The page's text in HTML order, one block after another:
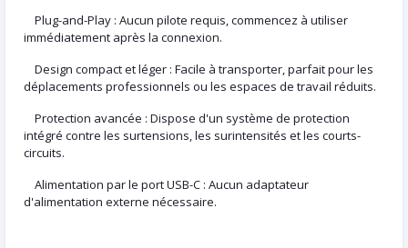
Plug-and-Play : Aucun pilote requis, commencez à utiliser
immédiatement après la connexion.
Design compact et léger : Facile à transporter, parfait pour les
déplacements professionnels ou les espaces de travail réduits.
Protection avancée : Dispose d'un système de protection
intégré contre les surtensions, les surintensités et les courts-
circuits.
Alimentation par le port USB-C : Aucun adaptateur
d'alimentation externe nécessaire.